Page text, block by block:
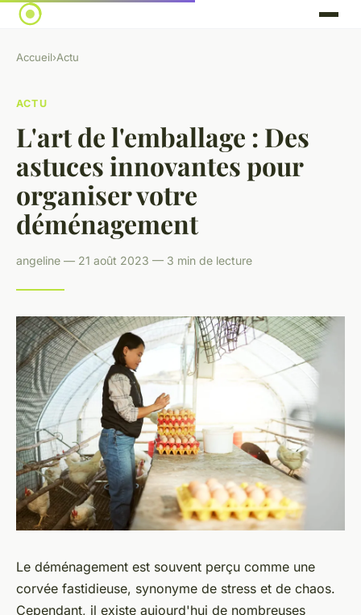
Accueil›Actu
ACTU
L'art de l'emballage : Des
astuces innovantes pour
organiser votre
déménagement
angeline — 21 août 2023 — 3 min de lecture
Le déménagement est souvent perçu comme une
corvée fastidieuse, synonyme de stress et de chaos.
Cependant, il existe aujourd'hui de nombreuses